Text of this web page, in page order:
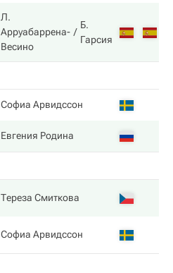
Л.
Арруабаррена-
Весино
Б.
Гарсия
Софиа Арвидссон
Евгения Родина
Тереза Смиткова
Софиа Арвидссон